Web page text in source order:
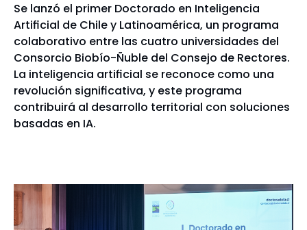
Se lanzó el primer Doctorado en Inteligencia
Artificial de Chile y Latinoamérica, un programa
colaborativo entre las cuatro universidades del
Consorcio Biobío-Ñuble del Consejo de Rectores.
La inteligencia artificial se reconoce como una
revolución significativa, y este programa
contribuirá al desarrollo territorial con soluciones
basadas en IA.